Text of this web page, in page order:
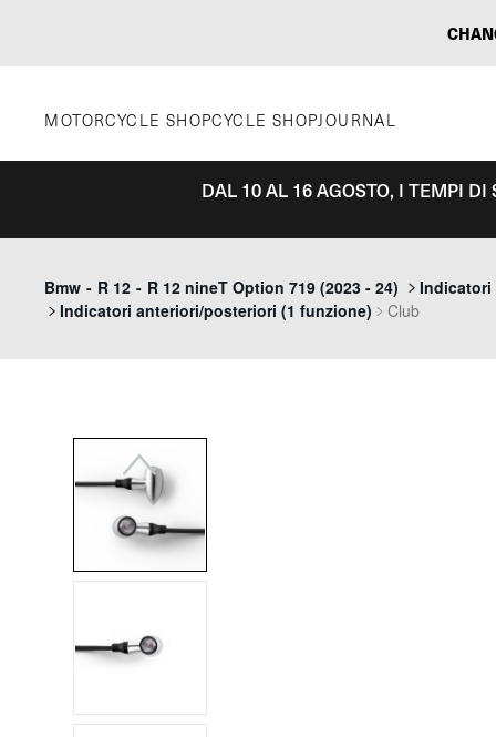
MOTORCYCLE SHOPCYCLE SHOPJOURNAL
DAL 10 AL 16 AGOSTO, I TEMPI DI
Bmw - R 12 - R 12 nineT Option 719 (2023 - 24)
Indicatori
Indicatori anteriori/posteriori (1 funzione)
Club
Previous